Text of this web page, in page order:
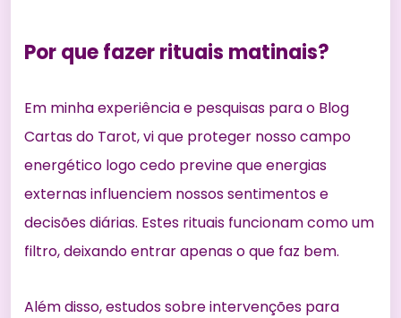
Por que fazer rituais matinais?
Em minha experiência e pesquisas para o Blog
Cartas do Tarot, vi que proteger nosso campo
energético logo cedo previne que energias
externas influenciem nossos sentimentos e
decisões diárias. Estes rituais funcionam como um
filtro, deixando entrar apenas o que faz bem.
Além disso, estudos sobre intervenções para